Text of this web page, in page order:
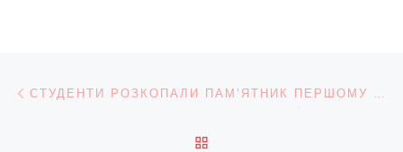
Навігація записів